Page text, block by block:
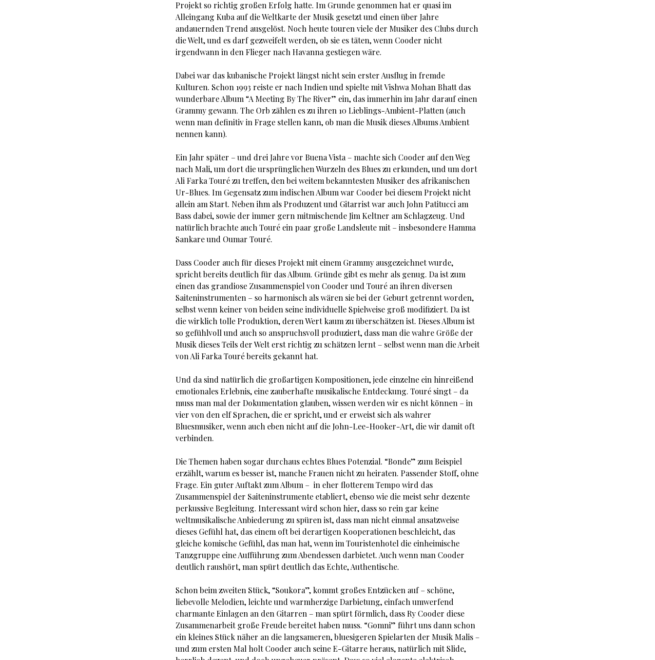
Projekt so richtig großen Erfolg hatte. Im Grunde genommen hat er quasi im
Alleingang Kuba auf die Weltkarte der Musik gesetzt und einen über Jahre
andauernden Trend ausgelöst. Noch heute touren viele der Musiker des Clubs durch
die Welt, und es darf gezweifelt werden, ob sie es täten, wenn Cooder nicht
irgendwann in den Flieger nach Havanna gestiegen wäre.
Dabei war das kubanische Projekt längst nicht sein erster Ausflug in fremde
Kulturen. Schon 1993 reiste er nach Indien und spielte mit Vishwa Mohan Bhatt das
wunderbare Album “A Meeting By The River” ein, das immerhin im Jahr darauf einen
Grammy gewann. The Orb zählen es zu ihren 10 Lieblings-Ambient-Platten (auch
wenn man definitiv in Frage stellen kann, ob man die Musik dieses Albums Ambient
nennen kann).
Ein Jahr später – und drei Jahre vor Buena Vista – machte sich Cooder auf den Weg
nach Mali, um dort die ursprünglichen Wurzeln des Blues zu erkunden, und um dort
Ali Farka Touré zu treffen, den bei weitem bekanntesten Musiker des afrikanischen
Ur-Blues. Im Gegensatz zum indischen Album war Cooder bei diesem Projekt nicht
allein am Start. Neben ihm als Produzent und Gitarrist war auch John Patitucci am
Bass dabei, sowie der immer gern mitmischende Jim Keltner am Schlagzeug. Und
natürlich brachte auch Touré ein paar große Landsleute mit – insbesondere Hamma
Sankare und Oumar Touré.
Dass Cooder auch für dieses Projekt mit einem Grammy ausgezeichnet wurde,
spricht bereits deutlich für das Album. Gründe gibt es mehr als genug. Da ist zum
einen das grandiose Zusammenspiel von Cooder und Touré an ihren diversen
Saiteninstrumenten – so harmonisch als wären sie bei der Geburt getrennt worden,
selbst wenn keiner von beiden seine individuelle Spielweise groß modifiziert. Da ist
die wirklich tolle Produktion, deren Wert kaum zu überschätzen ist. Dieses Album ist
so gefühlvoll und auch so anspruchsvoll produziert, dass man die wahre Größe der
Musik dieses Teils der Welt erst richtig zu schätzen lernt – selbst wenn man die Arbeit
von Ali Farka Touré bereits gekannt hat.
Und da sind natürlich die großartigen Kompositionen, jede einzelne ein hinreißend
emotionales Erlebnis, eine zauberhafte musikalische Entdeckung. Touré singt – da
muss man mal der Dokumentation glauben, wissen werden wir es nicht können – in
vier von den elf Sprachen, die er spricht, und er erweist sich als wahrer
Bluesmusiker, wenn auch eben nicht auf die John-Lee-Hooker-Art, die wir damit oft
verbinden.
Die Themen haben sogar durchaus echtes Blues Potenzial. “Bonde” zum Beispiel
erzählt, warum es besser ist, manche Frauen nicht zu heiraten. Passender Stoff, ohne
Frage. Ein guter Auftakt zum Album – in eher flotterem Tempo wird das
Zusammenspiel der Saiteninstrumente etabliert, ebenso wie die meist sehr dezente
perkussive Begleitung. Interessant wird schon hier, dass so rein gar keine
weltmusikalische Anbiederung zu spüren ist, dass man nicht einmal ansatzweise
dieses Gefühl hat, das einem oft bei derartigen Kooperationen beschleicht, das
gleiche komische Gefühl, das man hat, wenn im Touristenhotel die einheimische
Tanzgruppe eine Aufführung zum Abendessen darbietet. Auch wenn man Cooder
deutlich raushört, man spürt deutlich das Echte, Authentische.
Schon beim zweiten Stück, “Soukora”, kommt großes Entzücken auf – schöne,
liebevolle Melodien, leichte und warmherzige Darbietung, einfach umwerfend
charmante Einlagen an den Gitarren – man spürt förmlich, dass Ry Cooder diese
Zusammenarbeit große Freude bereitet haben muss. “Gomni” führt uns dann schon
ein kleines Stück näher an die langsameren, bluesigeren Spielarten der Musik Malis –
und zum ersten Mal holt Cooder auch seine E-Gitarre heraus, natürlich mit Slide,